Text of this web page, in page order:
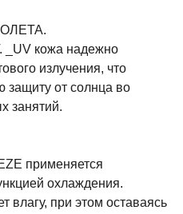
_UV кожа надежно
излучения, что
защиту от солнца во
занятий.
применяется
охлаждения.
влагу, при этом оставаясь